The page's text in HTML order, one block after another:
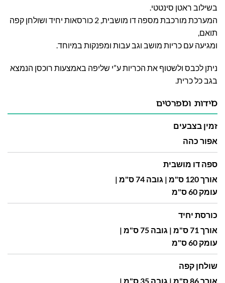
בשילוב ראטן סינטטי.
המערכת מורכבת מספה דו מושבית, 2 כורסאות יחיד ושולחן קפה
תואם,
ומגיעה עם כריות מושב וגב עבות ומפנקות במיוחד.
ניתן לכבס ולשטוף את הכריות ע”י שליפה באמצעות רוכסן הנמצא
בגב כל כרית.
מידות ומפרטים
זמין בצבעים
אפור כהה
ספה דו מושבית
אורך 120 ס"מ | גובה 74 ס"מ |
עומק 60 ס"מ
כורסת יחיד
אורך 71 ס"מ | גובה 75 ס"מ |
עומק 60 ס"מ
שולחן קפה
אורך 86 ס"מ | גובה 35 ס"מ |